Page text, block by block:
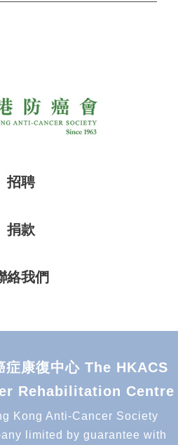
招聘
捐款
絡我們
症康復中心 The HKACS
Rehabilitation Centre
Kong Anti-Cancer Society
limited by guarantee with